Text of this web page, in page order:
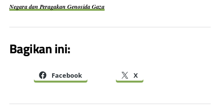
Negara dan Peragakan Genosida Gaza
Bagikan ini:
Facebook X